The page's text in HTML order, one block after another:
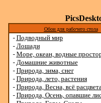
Обои для рабочего стола
- Подводный мир
- Лошади
- Море, океан, водные
- Домашние животные
- Природа, зима, снег
- Природа, лето, растения
- Природа, Весна, всё
- Природа, Осень, опавшие